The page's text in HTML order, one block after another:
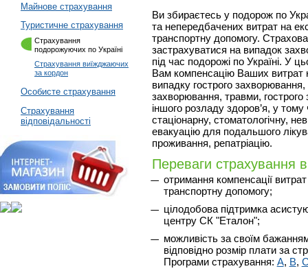
Майнове страхування
Туристичне страхування
Страхування
подорожуючих по Україні
Страхування виїжджаючих
за кордон
Особисте страхування
Страхування
відповідальності
Ви збираєтесь у подорож по
та непередбачених витрат на
транспортну допомогу.
застрахуватися на випадок
під час подорожі по Україні. У
Вам компенсацію Ваших витрат
випадку гострого захворювання,
захворювання, травми,
іншого розладу здоров’я, у
стаціонарну, стоматологічну,
евакуацію для подальшого
проживання, репатріацію.
Переваги страхування
отримання компенсації
транспортну допомогу;
цілодобова підтримка
центру СК "Еталон";
можливість за своїм
відповідно розмір плати за
Програми страхування: А, В,